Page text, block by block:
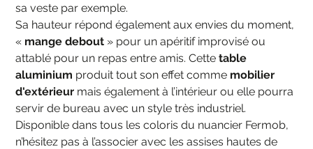
sa veste par exemple.
Sa hauteur répond également aux envies du moment,
« mange debout » pour un apéritif improvisé ou
attablé pour un repas entre amis. Cettetable
aluminium produit tout son effet comme mobilier
d'extérieur mais également à l’intérieur ou elle pourra
servir de bureau avec un style très industriel.
Disponible dans tous les coloris du nuancier Fermob,
n’hésitez pas à l’associer avec les assises hautes de